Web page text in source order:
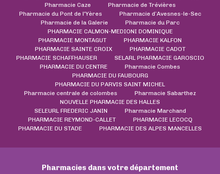
Pharmacie Caze
Pharmacie de Trévières
Pharmacie du Pont de l'Yères
Pharmacie d’Avesnes-le-Sec
Pharmacie de la Galerie
Pharmacie du Parc
PHARMACIE CALMON-MEDIONI DOMINIQUE
PHARMACIE MONTAGUT
PHARMACIE KALFON
PHARMACIE SAINTE CROIX
PHARMACIE CADOT
PHARMACIE SCHAFFHAUSER
SELARL PHARMACIE GAROSCIO
PHARMACIE DU CENTRE
Pharmacie Combes
PHARMACIE DU FAUBOURG
PHARMACIE DU PARVIS SAINT MICHEL
Pharmacie centrale de colombes
Pharmacie Sabarthez
NOUVELLE PHARMACIE DES HALLES
SELEURL FREDERIC JANIN
Pharmacie Marchand
PHARMACIE REYMOND-CALLET
PHARMACIE LECOCQ
PHARMACIE DU STADE
PHARMACIE DES ALPES MANCELLES
Pharmacies dans votre département